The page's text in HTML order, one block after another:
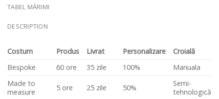
TABEL MĂRIMI
DESCRIPTION
Costum Produs Livrat Personalizare
Croială
Bespoke
60 ore 35 zile 100%
Manuala
Made to
measure
5 ore 25 zile 50%
Semi-
tehnologică